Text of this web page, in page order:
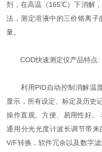
剂，在高温（165℃）下消解
法，测定溶液中的三价铬离
量。
COD快速测定仪产品特点:
利用PID自动控制消解温度
显示，所有设定、标定及历史
操作直观、方便、易用性好。
通用分光光度计波长调节带
V/F转换，软件冗余以及数字